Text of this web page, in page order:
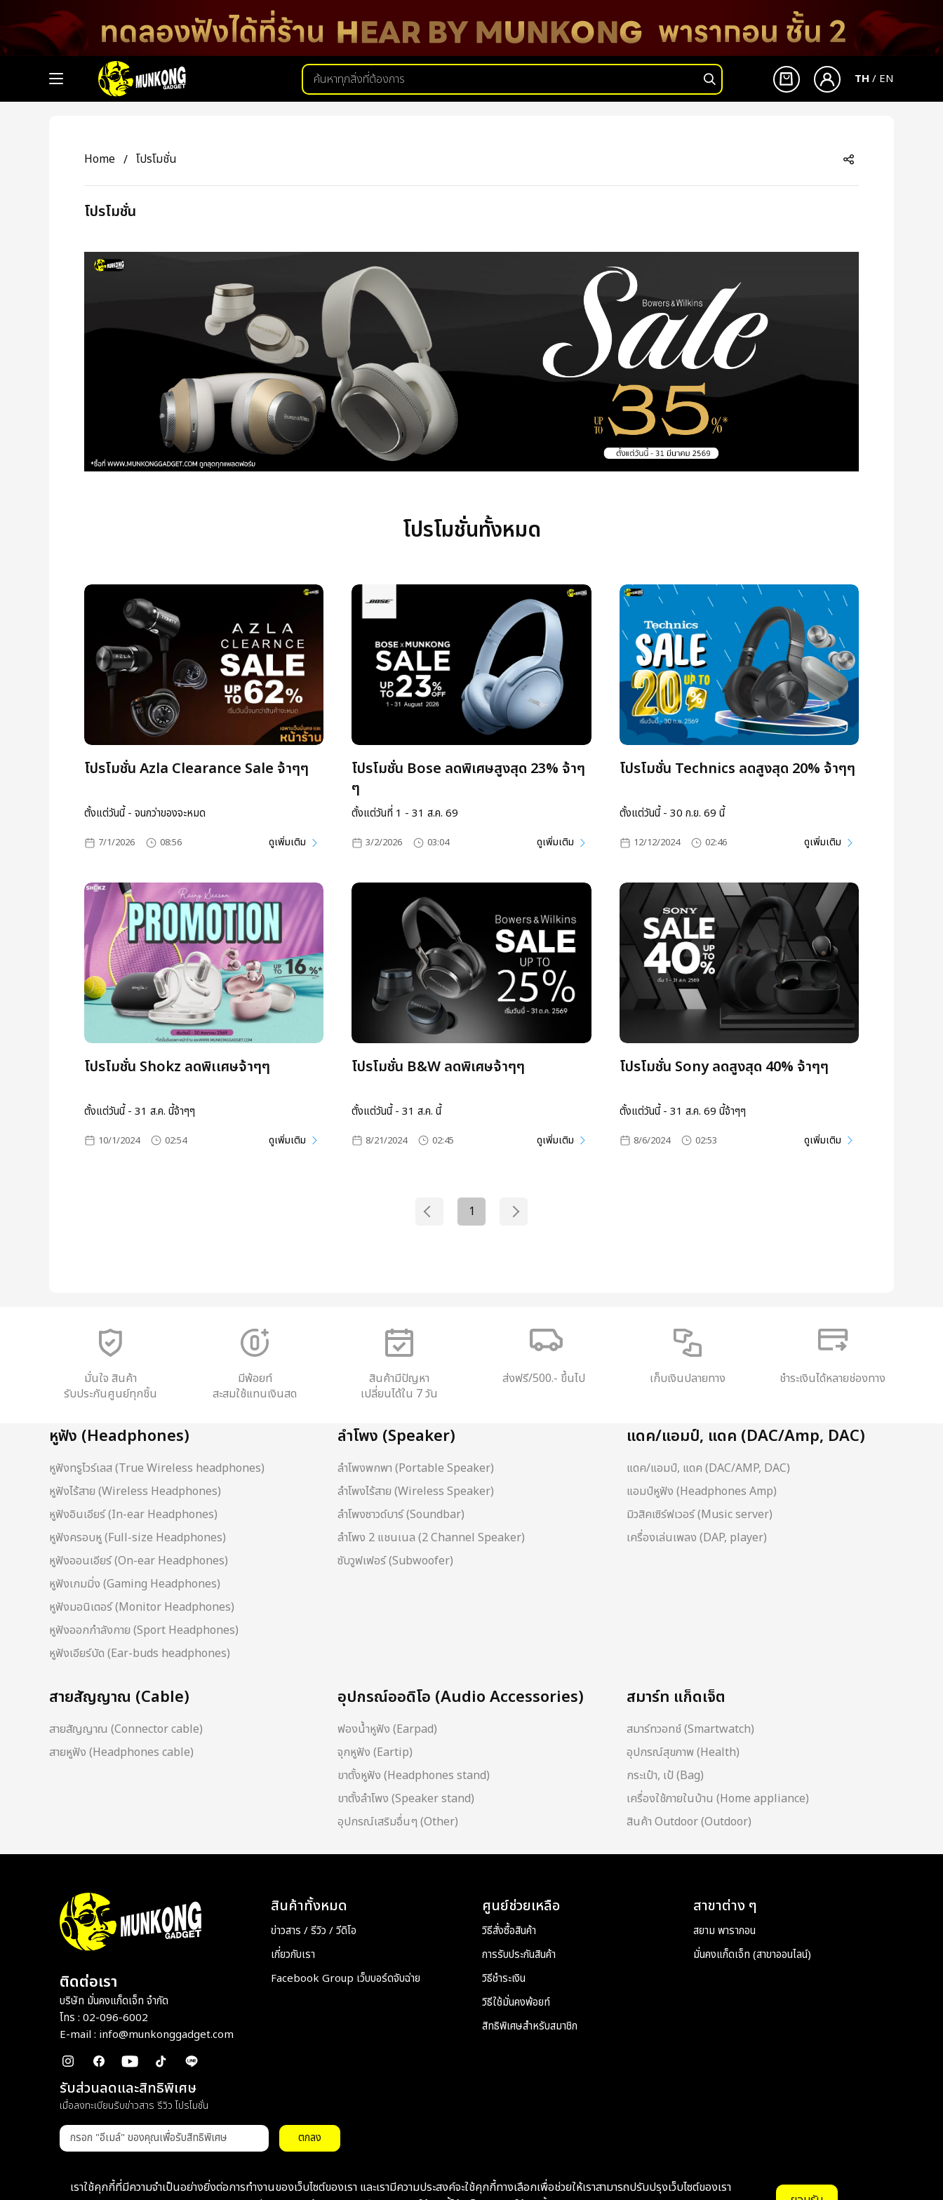
เราใช้คุกกี้ที่มีความจำเป็นอย่างยิ่งต่อการทำงานของเว็บไซต์ของเรา และเรามีความประสงค์จะใช้คุกกี้ทางเลือกเพื่อช่วยให้เราสามารถปรับปรุงเว็บไซต์ของเรา
TH / EN
Home โปรโมชั่น
โปรโมชั่น
โปรโมชั่นทั้งหมด
โปรโมชั่น Azla Clearance Sale จ้าๆๆ
ตั้งแต่วันนี้ - จนกว่าของจะหมด
7/1/2026 08:56 ดูเพิ่มเติม
โปรโมชั่น Bose ลดพิเศษสูงสุด 23% จ้าๆ
ๆ
ตั้งแต่วันที่ 1 - 31 ส.ค. 69
3/2/2026 03:04 ดูเพิ่มเติม
โปรโมชั่น Technics ลดสูงสุด 20% จ้าๆๆ
ตั้งแต่วันนี้ - 30 ก.ย. 69 นี้
12/12/2024 02:46 ดูเพิ่มเติม
โปรโมชั่น Shokz ลดพิเเศษจ้าๆๆ
ตั้งแต่วันนี้ - 31 ส.ค. นี้จ้าๆๆ
10/1/2024 02:54 ดูเพิ่มเติม
โปรโมชั่น B&W ลดพิเศษจ้าๆๆ
ตั้งแต่วันนี้ - 31 ส.ค. นี้
8/21/2024 02:45 ดูเพิ่มเติม
โปรโมชั่น Sony ลดสูงสุด 40% จ้าๆๆ
ตั้งแต่วันนี้ - 31 ส.ค. 69 นี้จ้าๆๆ
8/6/2024 02:53 ดูเพิ่มเติม
1
มั่นใจ สินค้า
รับประกันศูนย์ทุกชิ้น
มีพ้อยท์
สะสมใช้แทนเงินสด
สินค้ามีปัญหา
เปลี่ยนได้ใน 7 วัน
ส่งฟรี/500.- ขึ้นไป เก็บเงินปลายทาง ชำระเงินได้หลายช่องทาง
หูฟัง (Headphones)
หูฟังทรูไวร์เลส (True Wireless headphones)
หูฟังไร้สาย (Wireless Headphones)
หูฟังอินเอียร์ (In-ear Headphones)
หูฟังครอบหู (Full-size Headphones)
หูฟังออนเอียร์ (On-ear Headphones)
หูฟังเกมมิ่ง (Gaming Headphones)
หูฟังมอนิเตอร์ (Monitor Headphones)
หูฟังออกกำลังกาย (Sport Headphones)
หูฟังเอียร์บัด (Ear-buds headphones)
ลำโพง (Speaker)
ลำโพงพกพา (Portable Speaker)
ลำโพงไร้สาย (Wireless Speaker)
ลำโพงซาวด์บาร์ (Soundbar)
ลำโพง 2 แชนเนล (2 Channel Speaker)
ซับวูฟเฟอร์ (Subwoofer)
แดค/แอมป์, แดค (DAC/Amp, DAC)
แดค/แอมป์, แดค (DAC/AMP, DAC)
แอมป์หูฟัง (Headphones Amp)
มิวสิคเซิร์ฟเวอร์ (Music server)
เครื่องเล่นเพลง (DAP, player)
สายสัญญาณ (Cable)
สายสัญญาณ (Connector cable)
สายหูฟัง (Headphones cable)
อุปกรณ์ออดิโอ (Audio Accessories)
ฟองน้ำหูฟัง (Earpad)
จุกหูฟัง (Eartip)
ขาตั้งหูฟัง (Headphones stand)
ขาตั้งลำโพง (Speaker stand)
อุปกรณ์เสริมอื่นๆ (Other)
สมาร์ท แก็ดเจ็ต
สมาร์ทวอทช์ (Smartwatch)
อุปกรณ์สุขภาพ (Health)
กระเป๋า, เป้ (Bag)
เครื่องใช้ภายในบ้าน (Home appliance)
สินค้า Outdoor (Outdoor)
ติดต่อเรา
บริษัท มั่นคงแก็ดเจ็ท จำกัด
โทร : 02-096-6002
E-mail : info@munkonggadget.com
สินค้าทั้งหมด
ข่าวสาร / รีวิว / วีดิโอ
เกี่ยวกับเรา
Facebook Group เว็บบอร์ดจับฉ่าย
ศูนย์ช่วยเหลือ
วิธีสั่งซื้อสินค้า
การรับประกันสินค้า
วิธีชำระเงิน
วิธีใช้มั่นคงพ้อยท์
สิทธิพิเศษสำหรับสมาชิก
สาขาต่าง ๆ
สยาม พารากอน
มั่นคงแก็ดเจ็ท (สาขาออนไลน์)
รับส่วนลดและสิทธิพิเศษ
เมื่อลงทะเบียนรับข่าวสาร รีวิว โปรโมชั่น
ตกลง